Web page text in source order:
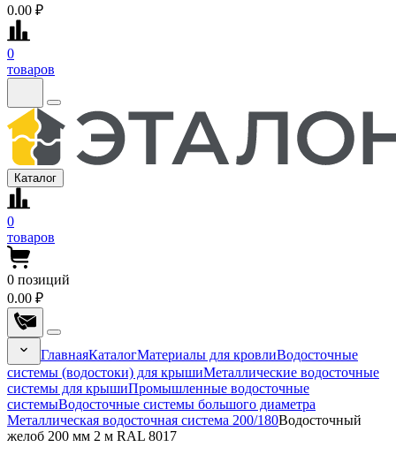
0.00 ₽
0
товаров
Каталог
0
товаров
0 позиций
0.00 ₽
ГлавнаяКаталогМатериалы для кровлиВодосточные
системы (водостоки) для крышиМеталлические водосточные
системы для крышиПромышленные водосточные
системыВодосточные системы большого диаметра
Металлическая водосточная система 200/180Водосточный
желоб 200 мм 2 м RAL 8017